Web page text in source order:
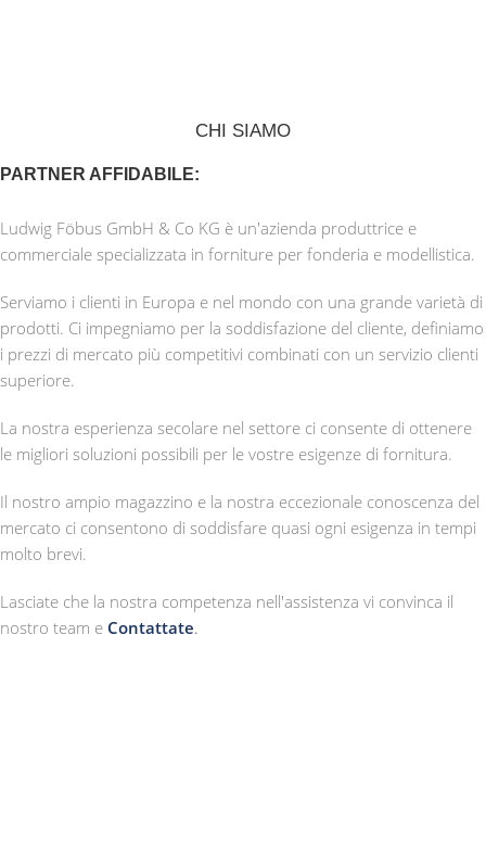
OLTRE 150 ANNI DI
STORIA NEL
IL FUTURO
CHI SIAMO
PARTNER AFFIDABILE:
Ludwig Föbus GmbH & Co KG è un'azienda produttrice e
commerciale specializzata in forniture per fonderia e modellistica.
Serviamo i clienti in Europa e nel mondo con una grande varietà di
prodotti. Ci impegniamo per la soddisfazione del cliente, definiamo
i prezzi di mercato più competitivi combinati con un servizio clienti
superiore.
La nostra esperienza secolare nel settore ci consente di ottenere
le migliori soluzioni possibili per le vostre esigenze di fornitura.
Il nostro ampio magazzino e la nostra eccezionale conoscenza del
mercato ci consentono di soddisfare quasi ogni esigenza in tempi
molto brevi.
Lasciate che la nostra competenza nell'assistenza vi convinca il
nostro team e Contattate.